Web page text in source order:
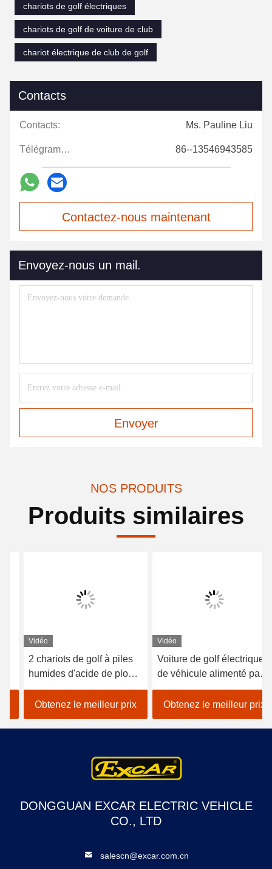
chariots de golf électriques
chariots de golf de voiture de club
chariot électrique de club de golf
Contacts
Contacts: Ms. Pauline Liu
Télégramme: 86--13546943585
Contactez-nous maintenant
Envoyez-nous un mail.
Envoyer
NOS PRODUITS
Produits similaires
Vidéo
2 chariots de golf à piles
humides d'acide de plomb
de sièges/golf avec des
erreurs électrique de
voiture
Obtenez le meilleur prix
Vidéo
Voiture de golf électrique
de véhicule alimenté par
batterie au lithium 48V
EXCAR A1S6 + 2 blanc
Obtenez le meilleur prix
DONGGUAN EXCAR ELECTRIC VEHICLE
CO., LTD
salescn@excar.com.cn